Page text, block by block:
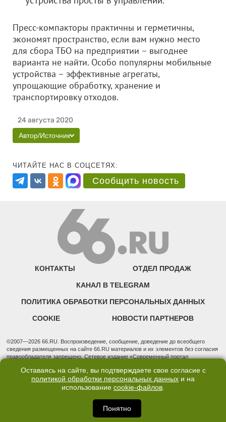
Пресс-компакторы практичны и герметичны,
экономят пространство, если вам нужно место
для сбора ТБО на предприятии – выгоднее
варианта не найти. Особо популярны мобильные
устройства – эффективные агрегаты,
упрощающие обработку, хранение и
транспортировку отходов.
24 августа 2020
Автор/Источник
ЧИТАЙТЕ НАС В СОЦСЕТЯХ:
Сообщить новость
КОНТАКТЫ ОТДЕЛ ПРОДАЖ
КАНАЛ В TELEGRAM
ПОЛИТИКА ОБРАБОТКИ ПЕРСОНАЛЬНЫХ ДАННЫХ
COOKIE НОВОСТИ ПАРТНЕРОВ
©2007—2026 66.RU. Воспроизведение, сообщение, доведение до всеобщего
сведения размещенных на сайте 66.RU материалов и их элементов без согласия
правообладателя запрещено. Сетевое издание «Современный портал
надзору в сфере связи, информационных технологий и массовых коммуникаций
(Роскомнадзор). Регистрационный номер ЭЛ № ФС 77 - 76634 от 02.09.2019
Учредитель: Общество с ограниченной ответственностью "66.ру". Юридический
3, оф. 7015 Фактический адрес редакции и отдела продаж: 620014, Свердловская
обл., г. Екатеринбург, ул. Бориса Ельцина, д. 3, оф. 7015, +7 (343) 288-50-66
info@news.66.ru Главный редактор: Шлыков Дмитрий Владимирович
Оставаясь на сайте, вы подтверждаете свое согласие с
политикой обработки персональных данных и на
использование cookie-файлов.
Понятно